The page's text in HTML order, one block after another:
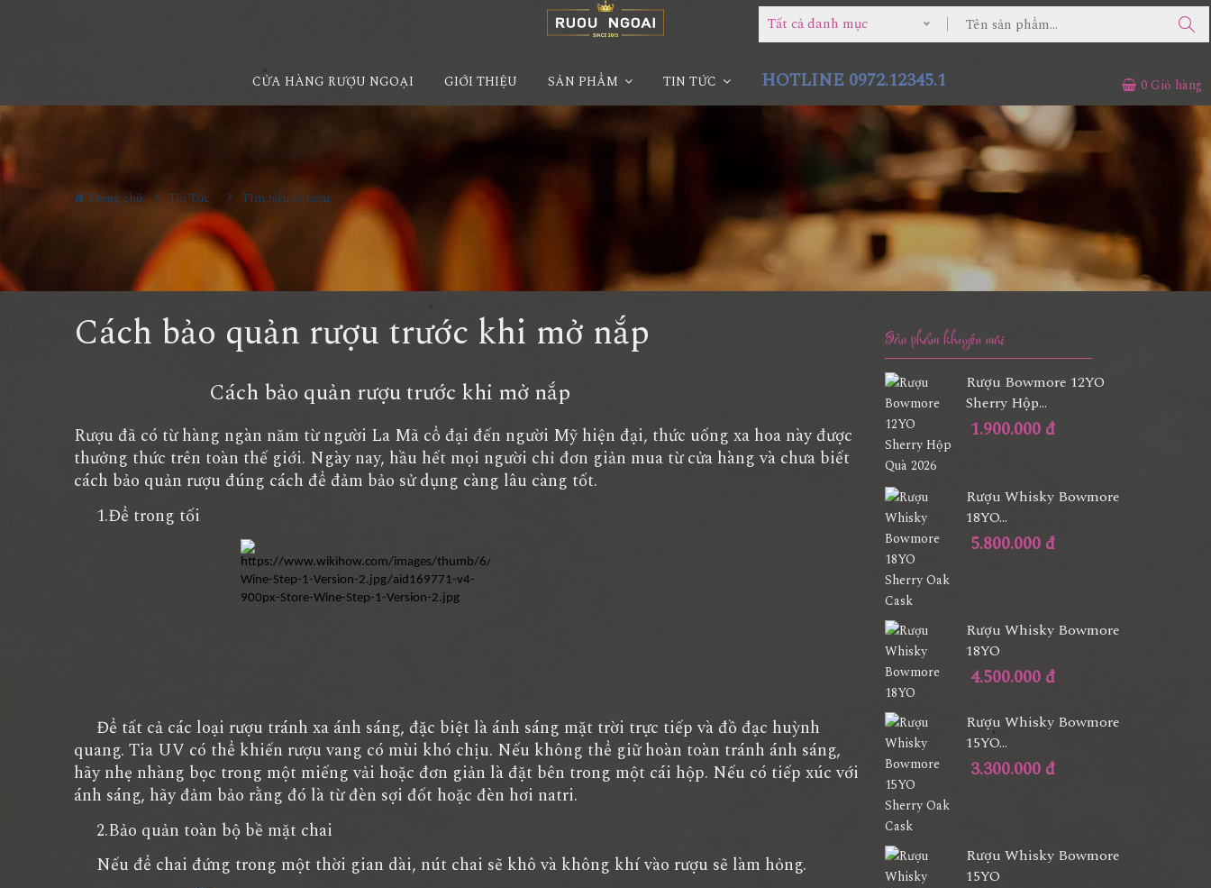
Tất cả danh mục
CỬA HÀNG RƯỢU NGOẠI GIỚI THIỆU SẢN PHẨM TIN TỨC HOTLINE 0972.12345.1 0 Giỏ hàng
Trang chủ Tin Tức Tìm hiểu về rượu
Cách bảo quản rượu trước khi mở nắp
Cách bảo quản rượu trước khi mở nắp
Rượu đã có từ hàng ngàn năm từ người La Mã cổ đại đến người Mỹ hiện đại, thức uống xa hoa này được
thưởng thức trên toàn thế giới. Ngày nay, hầu hết mọi người chỉ đơn giản mua từ cửa hàng và chưa biết
cách bảo quản rượu đúng cách để đảm bảo sử dụng càng lâu càng tốt.
1.Để trong tối
Để tất cả các loại rượu tránh xa ánh sáng, đặc biệt là ánh sáng mặt trời trực tiếp và đồ đạc huỳnh
quang. Tia UV có thể khiến rượu vang có mùi khó chịu. Nếu không thể giữ hoàn toàn tránh ánh sáng,
hãy nhẹ nhàng bọc trong một miếng vải hoặc đơn giản là đặt bên trong một cái hộp. Nếu có tiếp xúc với
ánh sáng, hãy đảm bảo rằng đó là từ đèn sợi đốt hoặc đèn hơi natri.
2.Bảo quản toàn bộ bề mặt chai
Nếu để chai đứng trong một thời gian dài, nút chai sẽ khô và không khí vào rượu sẽ làm hỏng.
Sản phẩm khuyến mãi
Rượu Bowmore 12YO
Sherry Hộp...
1.900.000 đ
Rượu Whisky Bowmore
18YO...
5.800.000 đ
Rượu Whisky Bowmore
18YO
4.500.000 đ
Rượu Whisky Bowmore
15YO...
3.300.000 đ
Rượu Whisky Bowmore
15YO